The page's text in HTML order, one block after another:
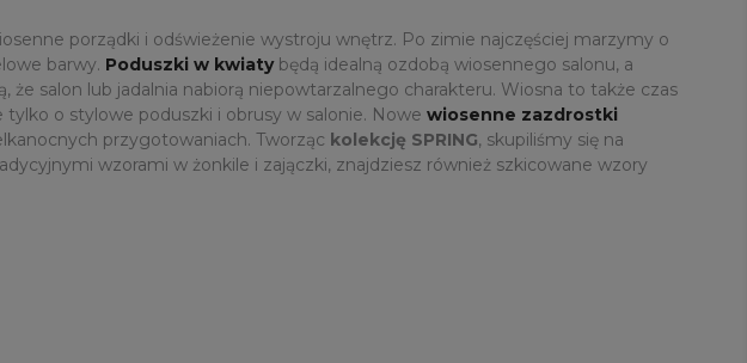
porządki i odświeżenie wystroju wnętrz. Po zimie najczęściej marzymy o
barwy. Poduszki w kwiaty będą idealną ozdobą wiosennego salonu, a
że salon lub jadalnia nabiorą niepowtarzalnego charakteru. Wiosna to także czas
o stylowe poduszki i obrusy w salonie. Nowe wiosenne zazdrostki
przygotowaniach. Tworząc kolekcję SPRING, skupiliśmy się na
wzorami w żonkile i zajączki, znajdziesz również szkicowane wzory